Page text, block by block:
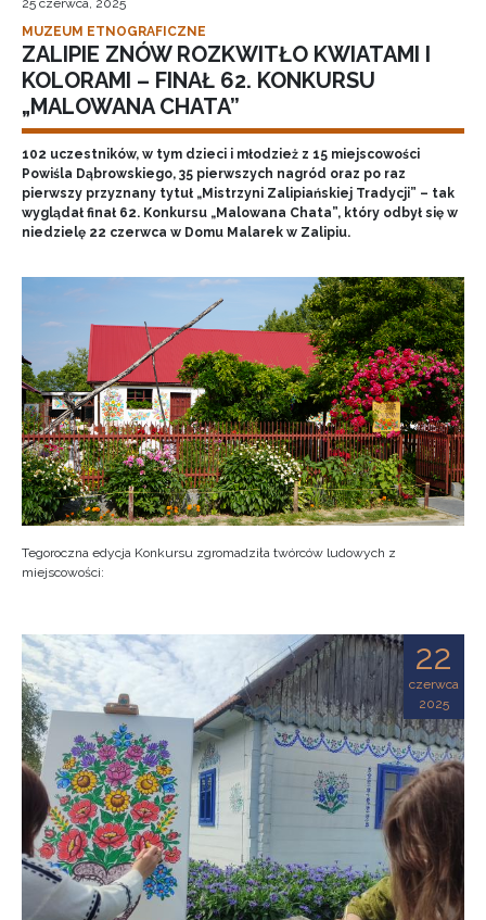
25 czerwca, 2025
MUZEUM ETNOGRAFICZNE
ZALIPIE ZNÓW ROZKWITŁO KWIATAMI I
KOLORAMI – FINAŁ 62. KONKURSU
„MALOWANA CHATA”
102 uczestników, w tym dzieci i młodzież z 15 miejscowości
Powiśla Dąbrowskiego, 35 pierwszych nagród oraz po raz
pierwszy przyznany tytuł „Mistrzyni Zalipiańskiej Tradycji” – tak
wyglądał finał 62. Konkursu „Malowana Chata”, który odbył się w
niedzielę 22 czerwca w Domu Malarek w Zalipiu.
Tegoroczna edycja Konkursu zgromadziła twórców ludowych z
miejscowości:
22
czerwca
2025